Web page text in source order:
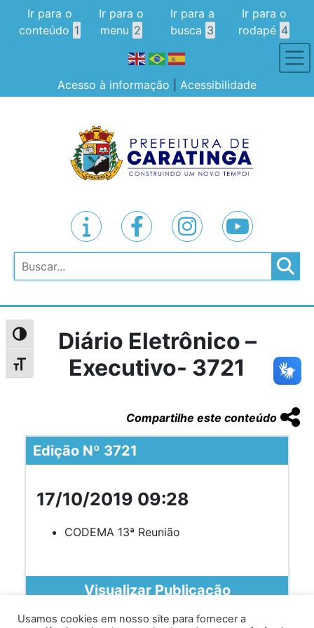
Alternar alto contraste
Alternar tamanho da fonte
Ir para o
conteúdo 1
Ir para o
menu 2
Ir para a
busca 3
Ir para o
rodapé 4
Acesso à informação Acessibilidade
Pesquisar
Diário Eletrônico –
Executivo- 3721
Compartilhe este conteúdo
Edição Nº 3721
17/10/2019 09:28
CODEMA 13ª Reunião
Visualizar Publicação
Usamos cookies em nosso site para fornecer a